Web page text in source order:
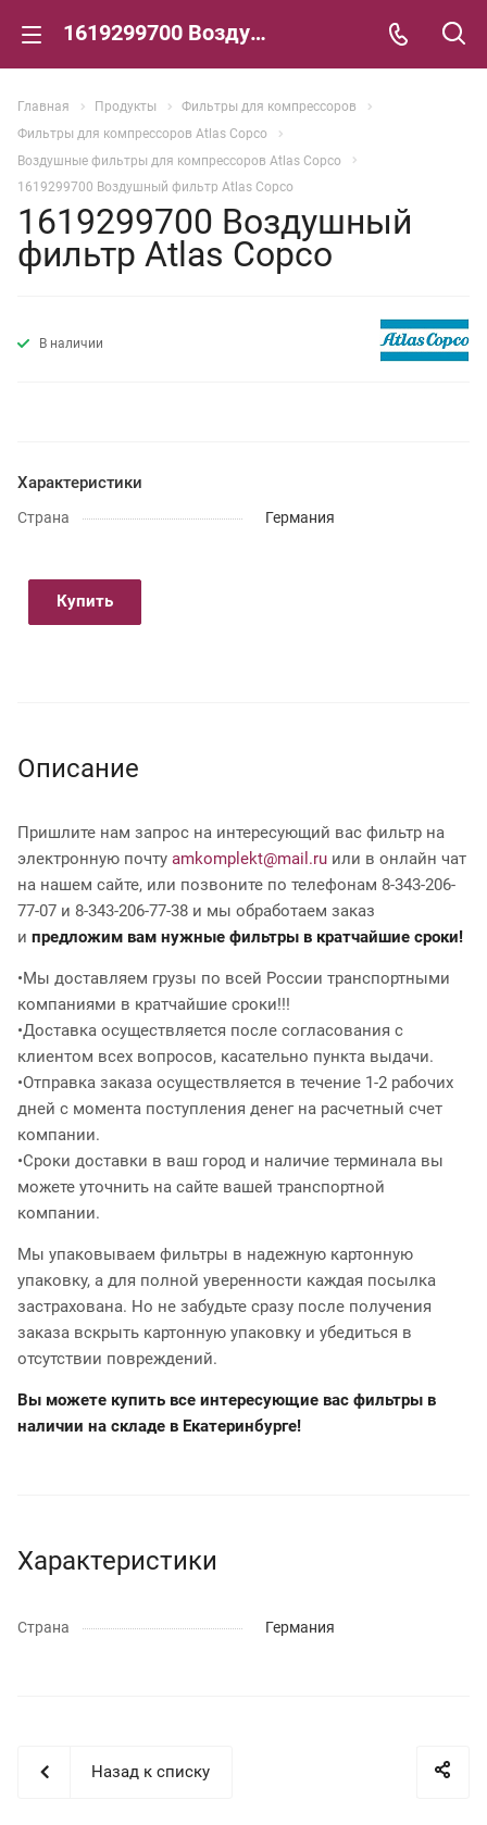
1619299700 Воздушный фильтр Atlas Copco
Главная Продукты
Фильтры для компрессоров
Фильтры для компрессоров Atlas Copco
Воздушные фильтры для компрессоров Atlas Copco
1619299700 Воздушный фильтр Atlas Copco
1619299700 Воздушный
фильтр Atlas Copco
В наличии
Характеристики
Страна Германия
Купить
Описание
Пришлите нам запрос на интересующий вас фильтр на
электронную почту amkomplekt@mail.ru или в онлайн чат
на нашем сайте, или позвоните по телефонам 8-343-206-
77-07 и 8-343-206-77-38 и мы обработаем заказ
и предложим вам нужные фильтры в кратчайшие сроки!
•Мы доставляем грузы по всей России транспортными
компаниями в кратчайшие сроки!!!
•Доставка осуществляется после согласования с
клиентом всех вопросов, касательно пункта выдачи.
•Отправка заказа осуществляется в течение 1-2 рабочих
дней с момента поступления денег на расчетный счет
компании.
•Сроки доставки в ваш город и наличие терминала вы
можете уточнить на сайте вашей транспортной
компании.
Мы упаковываем фильтры в надежную картонную
упаковку, а для полной уверенности каждая посылка
застрахована. Но не забудьте сразу после получения
заказа вскрыть картонную упаковку и убедиться в
отсутствии повреждений.
Вы можете купить все интересующие вас фильтры в
наличии на складе в Екатеринбурге!
Характеристики
Страна Германия
Назад к списку